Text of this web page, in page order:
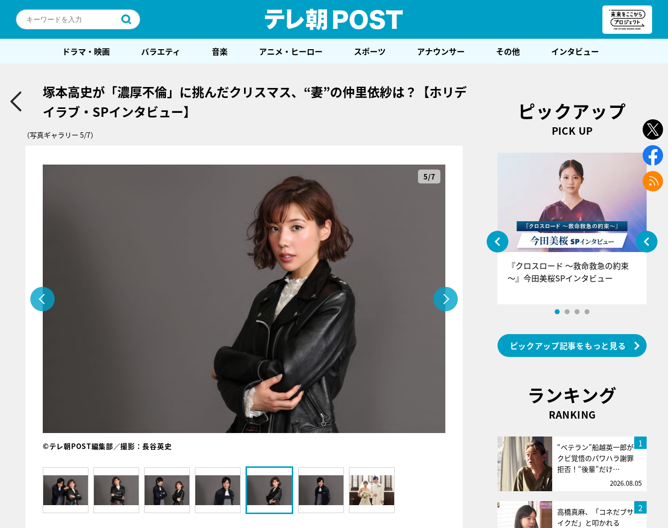
ドラマ・映画 バラエティ 音楽 アニメ・ヒーロー スポーツ アナウンサー その他 インタビュー
塚本高史が「濃厚不倫」に挑んだクリスマス、“妻”の仲里依紗は？【ホリデ
イラブ・SPインタビュー】
（写真ギャラリー 5/7）
5/7
©テレ朝POST編集部／撮影：長谷英史
ピックアップ
PICK UP
『クロスロード ～救命救急の約束
～』今田美桜SPインタビュー
ピックアップ記事をもっと見る
ランキング
RANKING
1
“ベテラン”船越英一郎が
クビ覚悟のパワハラ謝罪
拒否！“後輩”だけ…
2026.08.05
2
高橋真麻、「コネだブサ
イクだ」と叩かれる